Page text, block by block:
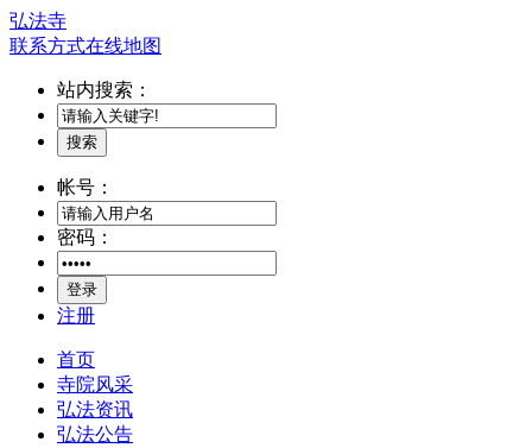
弘法寺
联系方式在线地图
站内搜索：
搜索
帐号：
密码：
登录
注册
首页
寺院风采
弘法资讯
弘法公告